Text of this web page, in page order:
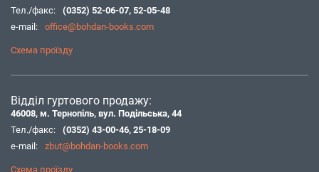
Тел./факс:
(0352) 52-06-07, 52-05-48
e-mail:
office@bohdan-books.com
Схема проїзду
Відділ гуртового продажу:
46008, м. Тернопіль, вул. Подільська, 44
Тел./факс:
(0352) 43-00-46, 25-18-09
e-mail:
zbut@bohdan-books.com
Схема проїзду